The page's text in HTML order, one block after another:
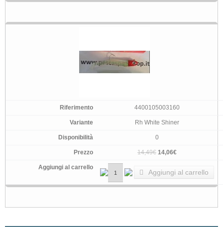
4400105003160
Rh White Shiner
0
14,49€ 14,06€
Aggiungi al carrello